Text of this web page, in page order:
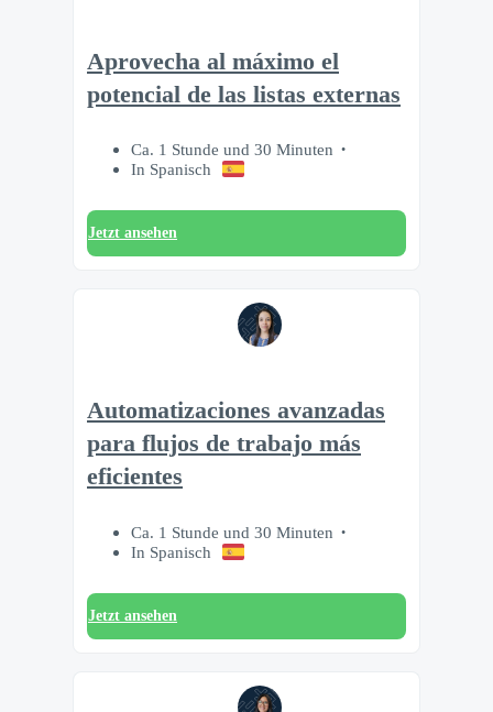
Aprovecha al máximo el
potencial de las listas externas
Ca. 1 Stunde und 30 Minuten
In Spanisch
Jetzt ansehen
Automatizaciones avanzadas
para flujos de trabajo más
eficientes
Ca. 1 Stunde und 30 Minuten
In Spanisch
Jetzt ansehen